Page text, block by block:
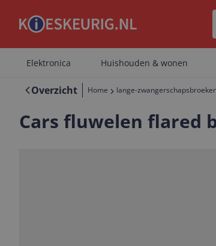
Elektronica Huishouden & wonen
Overzicht Home lange-
Cars fluwelen flared